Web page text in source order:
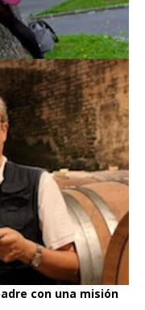
con una misión